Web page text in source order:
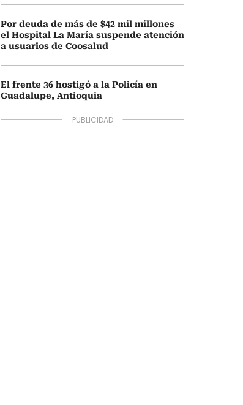
Por deuda de más de $42 mil millones
el Hospital La María suspende atención
a usuarios de Coosalud
El frente 36 hostigó a la Policía en
Guadalupe, Antioquia